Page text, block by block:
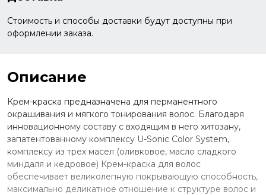
Стоимость и способы доставки будут доступны при
оформлении заказа.
Описание
Крем-краска предназначена для перманентного
окрашивания и мягкого тонирования волос. Благодаря
инновационному составу с входящим в него хитозану,
запатентованному комплексу U-Sonic Color System,
комплексу из трех масел (оливковое, масло сладкого
миндаля и кедровое) Крем-краска для волос
обеспечивает великолепную покрывающую способность,
максимально деликатное отношение к структуре волос и